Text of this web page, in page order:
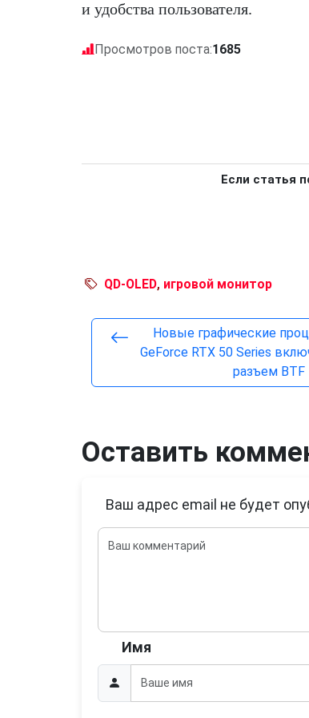
и удобства пользователя.
Просмотров поста:1685
Если статья
QD-OLED, игровой монитор
Новые графические
GeForce RTX 50 Series
разъем BTF
Оставить
Ваш адрес email не будет
Имя